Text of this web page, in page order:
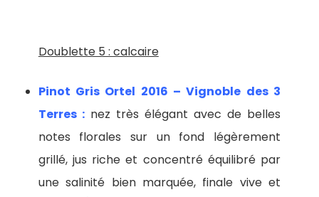
Doublette 5 : calcaire
Pinot Gris Ortel 2016 – Vignoble des 3
Terres :nez très élégant avec de belles
notes florales sur un fond légèrement
grillé, jus riche et concentré équilibré par
une salinité bien marquée, finale vive et